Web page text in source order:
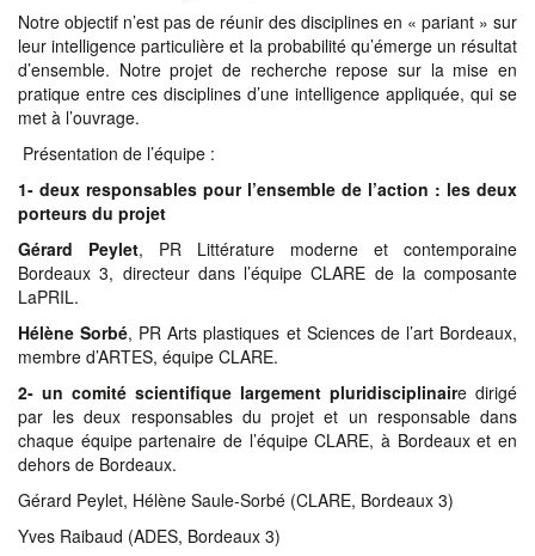
Notre objectif n’est pas de réunir des disciplines en « pariant » sur
leur intelligence particulière et la probabilité qu’émerge un résultat
d’ensemble. Notre projet de recherche repose sur la mise en
pratique entre ces disciplines d’une intelligence appliquée, qui se
met à l’ouvrage.
Présentation de l’équipe :
1- deux responsables pour l’ensemble de l’action : les deux
porteurs du projet
Gérard Peylet, PR Littérature moderne et contemporaine
Bordeaux 3, directeur dans l’équipe CLARE de la composante
LaPRIL.
Hélène Sorbé, PR Arts plastiques et Sciences de l’art Bordeaux,
membre d’ARTES, équipe CLARE.
2- un comité scientifique largement pluridisciplinaire dirigé
par les deux responsables du projet et un responsable dans
chaque équipe partenaire de l’équipe CLARE, à Bordeaux et en
dehors de Bordeaux.
Gérard Peylet, Hélène Saule-Sorbé (CLARE, Bordeaux 3)
Yves Raibaud (ADES, Bordeaux 3)